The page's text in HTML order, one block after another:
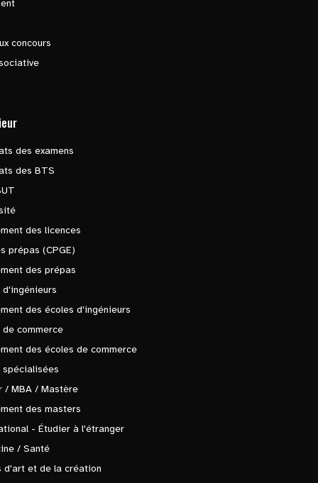
concours
des examens
des BTS
des licences
prépas (CPGE)
des prépas
d'ingénieurs
des écoles d'ingénieurs
de commerce
des écoles de commerce
spécialisées
/ MBA / Mastère
des masters
- Étudier à l'étranger
/ Santé
d'art et de la création